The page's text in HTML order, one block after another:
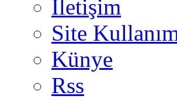
İletişim
Site
Künye
Rss